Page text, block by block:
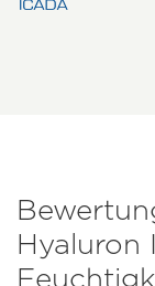
Hyaluron